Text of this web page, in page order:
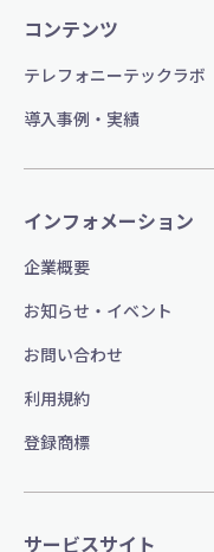
コンテンツ
テレフォニーテックラボ
導入事例・実績
インフォメーション
企業概要
お知らせ・イベント
お問い合わせ
利用規約
登録商標
サービスサイト